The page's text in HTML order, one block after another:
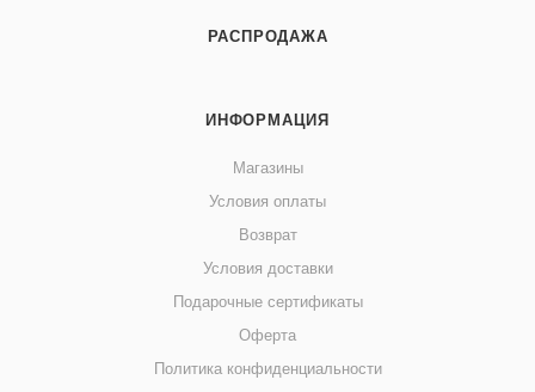
РАСПРОДАЖА
ИНФОРМАЦИЯ
Магазины
Условия оплаты
Возврат
Условия доставки
Подарочные сертификаты
Оферта
Политика конфиденциальности